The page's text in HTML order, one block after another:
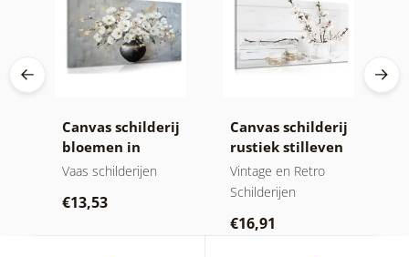
Canvas schilderij
bloemen in
zwarte vaas
Vaas schilderijen
€13,53
Canvas schilderij
rustiek stilleven
Vintage en Retro
Schilderijen
€16,91